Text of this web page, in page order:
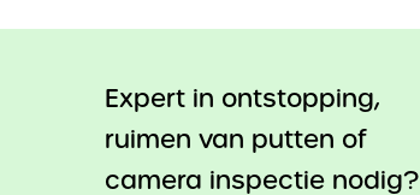
Expert in ontstopping,
ruimen van putten of
camera inspectie nodig?